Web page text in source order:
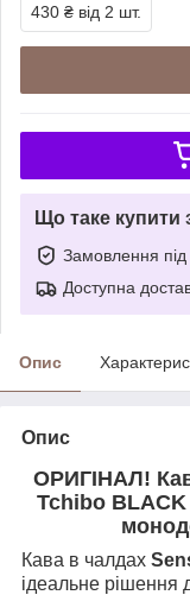
430 ₴ від 2 шт.
Що таке купити
Замовлення під
Доступна
Опис
Опис
ОРИГІНАЛ!
Tchibo BLACK
Кава в чалдах
ідеальне рішення